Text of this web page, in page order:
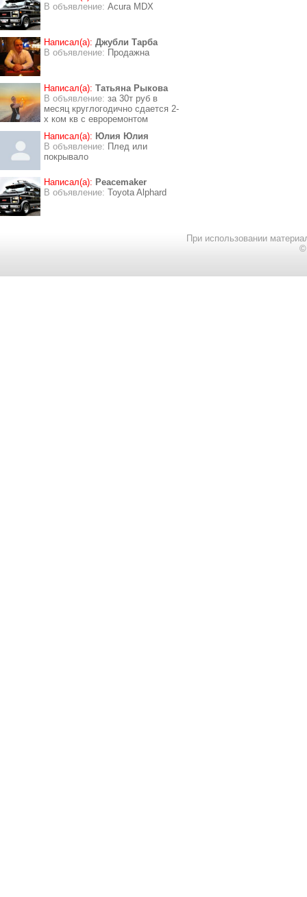
В объявление: Acura MDX
Написал(а): Джубли Тарба
В объявление: Продажна
Написал(а): Татьяна Рыкова
В объявление: за 30т руб в
месяц круглогодично сдается 2-
х ком кв с евроремонтом
Написал(а): Юлия Юлия
В объявление: Плед или
покрывало
Написал(а): Peacemaker
В объявление: Toyota Alphard
При использовании